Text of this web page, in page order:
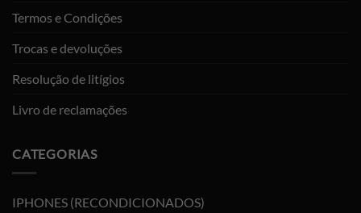
Termos e Condições
Trocas e devoluções
Resolução de litígios
Livro de reclamações
CATEGORIAS
IPHONES (RECONDICIONADOS)